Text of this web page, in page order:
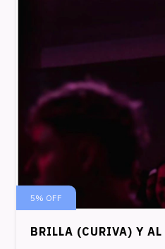
5% OFF
BRILLA (CURIVA) Y AL